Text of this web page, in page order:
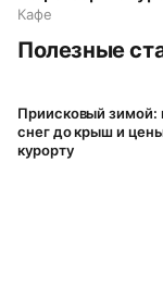
Кафе
Полезные
Приисковый зимой:
снег до крыш и
курорту